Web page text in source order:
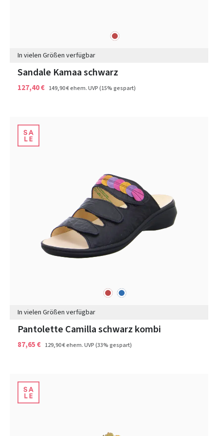
rot
In vielen Größen verfügbar
Sandale Kamaa schwarz
127,40 € 149,90 €ehem. UVP(15% gespart)
rot blau
In vielen Größen verfügbar
Pantolette Camilla schwarz kombi
87,65 € 129,90 €ehem. UVP(33% gespart)